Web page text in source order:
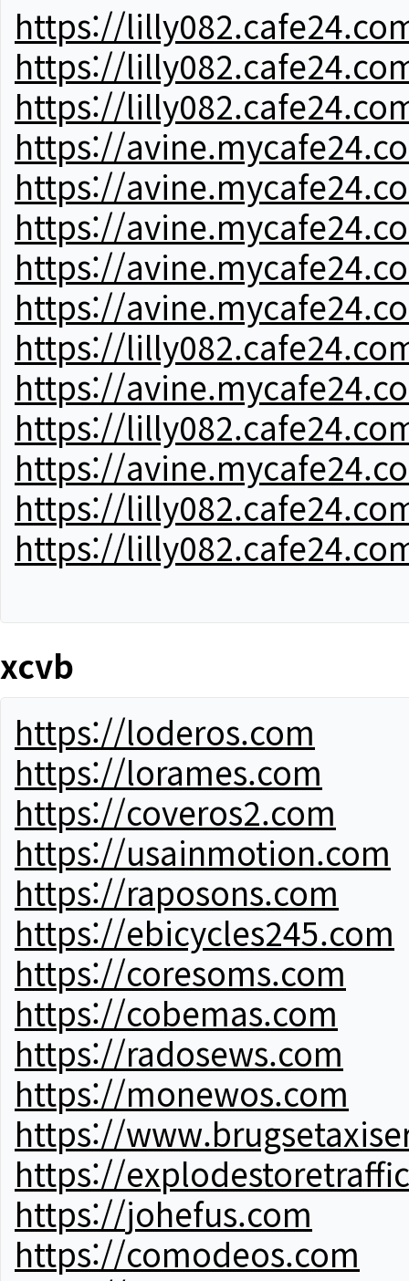
https://
https://
https://
https://
https://
https://
https://
https://
https://
https://
https://
https://
https://
https://
xcvb
https://loderos.com
https://lorames.com
https://coveros2.com
https://usainmotion.com
https://raposons.com
https://ebicycles245.com
https://coresoms.com
https://cobemas.com
https://radosews.com
https://monewos.com
https://
https://
https://johefus.com
https://comodeos.com